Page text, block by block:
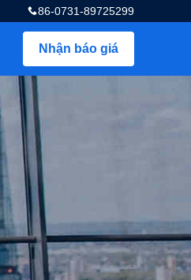
86-0731-89725299
Nhận báo giá